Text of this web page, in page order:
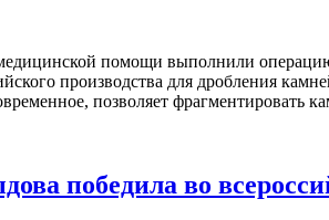
помощи выполнили
производства для дробления
позволяет фрагментировать
победила во